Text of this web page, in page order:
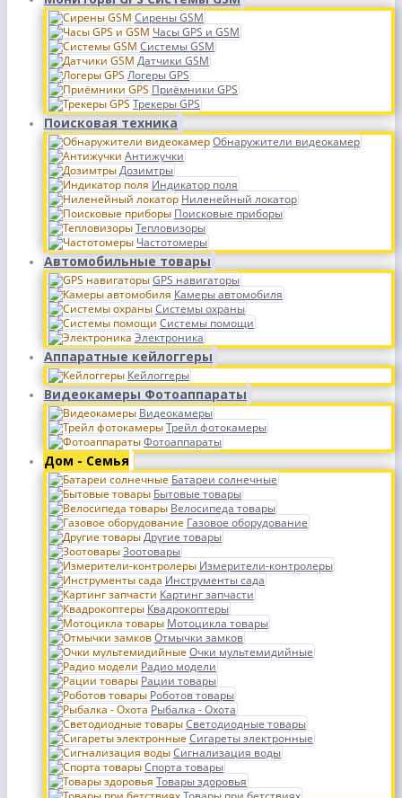
Сирены GSM
Часы GPS и GSM
Системы GSM
Датчики GSM
Логеры GPS
Приёмники GPS
Трекеры GPS
Поисковая техника
Обнаружители видеокамер
Антижучки
Дозимтры
Индикатор поля
Ниленейный локатор
Поисковые приборы
Тепловизоры
Частотомеры
Автомобильные товары
GPS навигаторы
Камеры автомобиля
Системы охраны
Системы помощи
Электроника
Аппаратные кейлоггеры
Кейлоггеры
Видеокамеры Фотоаппараты
Видеокамеры
Трейл фотокамеры
Фотоаппараты
Дом - Семья
Батареи солнечные
Бытовые товары
Велосипеда товары
Газовое оборудование
Другие товары
Зоотовары
Измерители-контролеры
Инструменты сада
Картинг запчасти
Квадрокоптеры
Мотоцикла товары
Отмычки замков
Очки мультемидийные
Радио модели
Рации товары
Роботов товары
Рыбалка - Охота
Светодиодные товары
Сигареты электронные
Сигнализация воды
Спорта товары
Товары здоровья